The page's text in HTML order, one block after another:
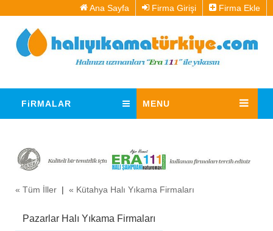
Firma Ekle
Firma Girişi
Ana Sayfa
FiRMALAR MENU
« Tüm İller | « Kütahya Halı Yıkama Firmaları
Pazarlar Halı Yıkama Firmaları